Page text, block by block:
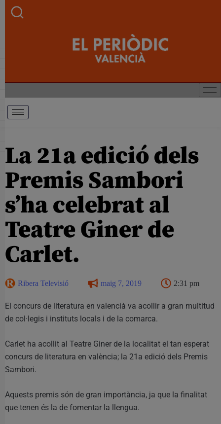
La 21a edició dels
Premis Sambori
s’ha celebrat al
Teatre Giner de
Carlet.
Ribera Televisió maig 7, 2019 2:31 pm
El concurs de literatura en valencià va acollir a gran multitud
de col·legis i instituts locals i de la comarca.
Carlet ha acollit al Teatre Giner de la localitat el tan esperat
concurs de literatura en valència; la 21a edició dels Premis
Sambori.
Aquests premis són de gran importància, ja que la finalitat
que tenen és la de fomentar la llengua.